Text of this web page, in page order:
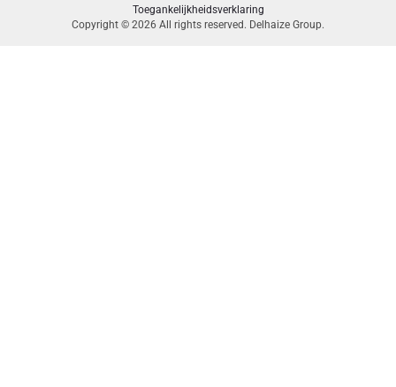
Toegankelijkheidsverklaring
Copyright © 2026 All rights reserved. Delhaize Group.